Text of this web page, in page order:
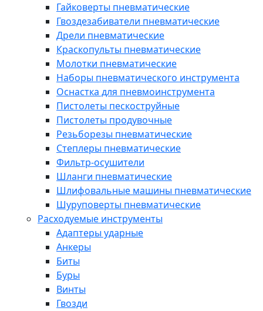
Гайковерты пневматические
Гвоздезабиватели пневматические
Дрели пневматические
Краскопульты пневматические
Молотки пневматические
Наборы пневматического инструмента
Оснастка для пневмоинструмента
Пистолеты пескоструйные
Пистолеты продувочные
Резьборезы пневматические
Степлеры пневматические
Фильтр-осушители
Шланги пневматические
Шлифовальные машины пневматические
Шуруповерты пневматические
Расходуемые инструменты
Адаптеры ударные
Анкеры
Биты
Буры
Винты
Гвозди